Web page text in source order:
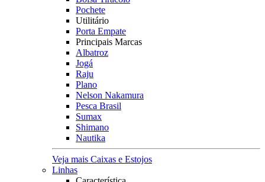
Pochete
Utilitário
Porta Empate
Principais Marcas
Albatroz
Jogá
Raju
Plano
Nelson Nakamura
Pesca Brasil
Sumax
Shimano
Nautika
Veja mais Caixas e Estojos
Linhas